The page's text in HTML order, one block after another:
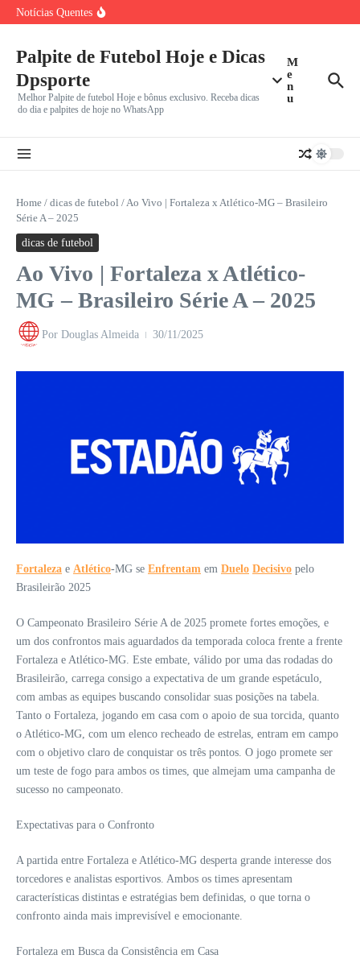
Ir para o conteúdo
Notícias Quentes
Herói da Copa do Mundo 2026, Ferran Torres pode trocar
Palpite de Futebol Hoje e Dicas
Dpsporte
Melhor Palpite de futebol Hoje e bônus exclusivo. Receba dicas
do dia e palpites de hoje no WhatsApp
M
e
n
u
Home / dicas de futebol /Ao Vivo | Fortaleza x Atlético-MG – Brasileiro
Série A – 2025
dicas de futebol
Ao Vivo | Fortaleza x Atlético-
MG – Brasileiro Série A – 2025
Por Douglas Almeida 30/11/2025
Fortaleza e Atlético-MG se Enfrentam em Duelo Decisivo pelo
Brasileirão 2025
O Campeonato Brasileiro Série A de 2025 promete fortes emoções, e
um dos confrontos mais aguardados da temporada coloca frente a frente
Fortaleza e Atlético-MG. Este embate, válido por uma das rodadas do
Brasileirão, carrega consigo a expectativa de um grande espetáculo,
com ambas as equipes buscando consolidar suas posições na tabela.
Tanto o Fortaleza, jogando em casa com o apoio de sua torcida, quanto
o Atlético-MG, com um elenco recheado de estrelas, entram em campo
com o objetivo claro de conquistar os três pontos. O jogo promete ser
um teste de fogo para ambos os times, que almejam uma campanha de
sucesso no campeonato.
Expectativas para o Confronto
A partida entre Fortaleza e Atlético-MG desperta grande interesse dos
torcedores e analistas esportivos. Ambos os times apresentam
características distintas e estratégias bem definidas, o que torna o
confronto ainda mais imprevisível e emocionante.
Fortaleza em Busca da Consistência em Casa